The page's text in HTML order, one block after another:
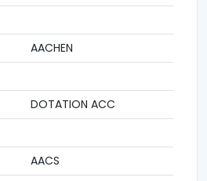
AACHEN
DOTATION ACC
AACS